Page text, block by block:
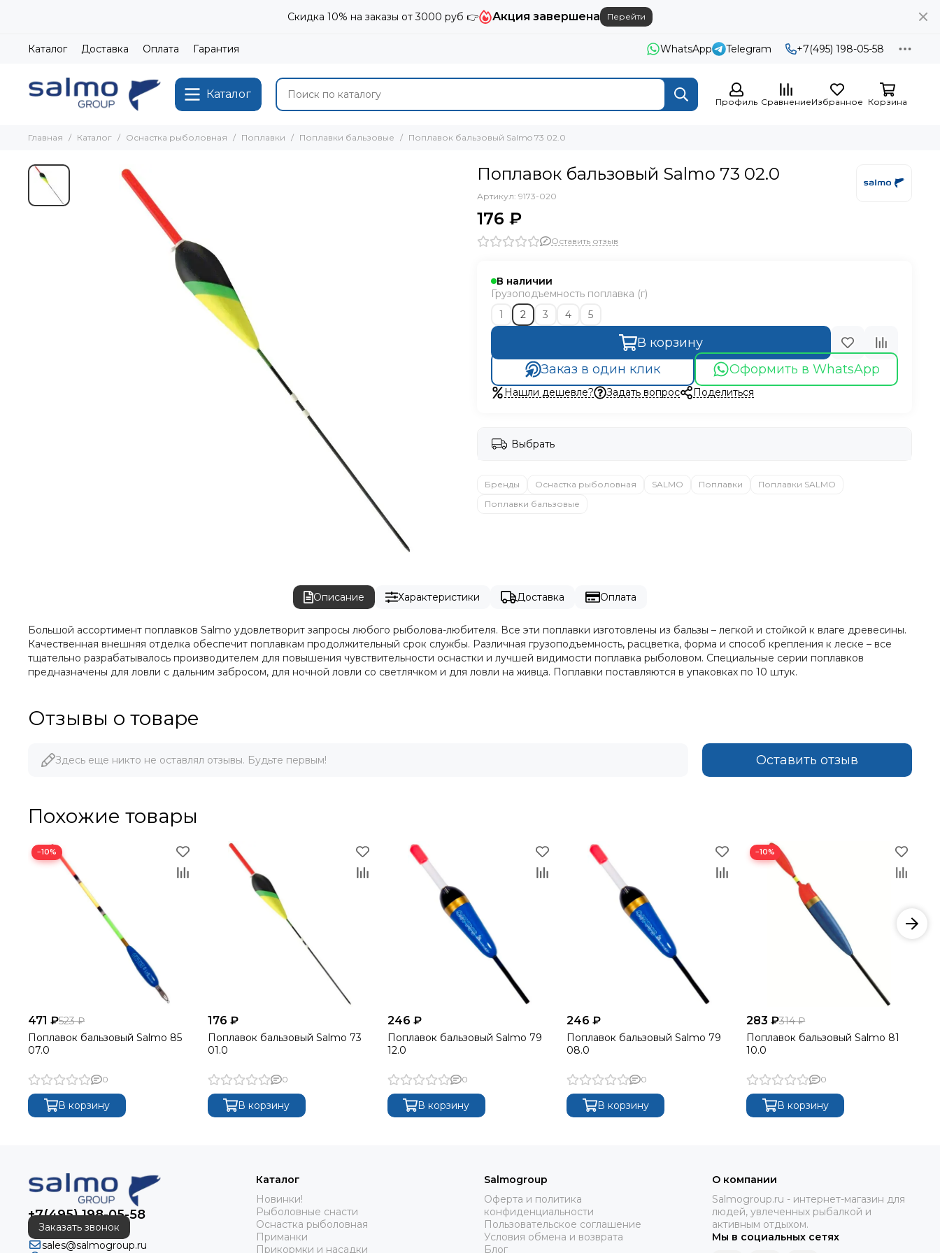
Скидка 10% на заказы от 3000 руб 👉 Акция завершена Перейти
Каталог Доставка Оплата Гарантия WhatsApp Telegram +7(495) 198-05-58
Каталог
Профиль СравнениеИзбранное Корзина
Главная Каталог Оснастка рыболовная Поплавки Поплавки бальзовые Поплавок бальзовый Salmo 73 02.0
Поплавок бальзовый Salmo 73 02.0
Артикул: 9173-020
176 ₽
Оставить отзыв
В наличии
Грузоподъемность поплавка (г)
1
2 3 4 5
В корзину
Заказ в один клик
Оформить в WhatsApp
Нашли дешевле? Задать вопрос Поделиться
Выбрать
Бренды Оснастка рыболовная SALMO Поплавки
Поплавки SALMO
Поплавки бальзовые
Описание Характеристики Доставка Оплата
Большой ассортимент поплавков Salmo удовлетворит запросы любого рыболова-любителя. Все эти поплавки изготовлены из бальзы – легкой и стойкой к влаге древесины.
Качественная внешняя отделка обеспечит поплавкам продолжительный срок службы. Различная грузоподъемность, расцветка, форма и способ крепления к леске – все
тщательно разрабатывалось производителем для повышения чувствительности оснастки и лучшей видимости поплавка рыболовом. Специальные серии поплавков
предназначены для ловли с дальним забросом, для ночной ловли со светлячком и для ловли на живца. Поплавки поставляются в упаковках по 10 штук.
Отзывы о товаре
Здесь еще никто не оставлял отзывы. Будьте первым! Оставить отзыв
Похожие товары
−10%
471 ₽523 ₽
Поплавок бальзовый Salmo 85
07.0
0
В корзину
176 ₽
Поплавок бальзовый Salmo 73
01.0
0
В корзину
246 ₽
Поплавок бальзовый Salmo 79
12.0
0
В корзину
246 ₽
Поплавок бальзовый Salmo 79
08.0
0
В корзину
−10%
283 ₽314 ₽
Поплавок бальзовый Salmo 81
10.0
0
В корзину
+7(495) 198-05-58
Заказать звонок
sales@salmogroup.ru
Каталог
Новинки!
Рыболовные снасти
Оснастка рыболовная
Приманки
Прикормки и насадки
Salmogroup
Оферта и политика
конфиденциальности
Пользовательское соглашение
Условия обмена и возврата
Блог
О компании
Salmogroup.ru - интернет-магазин для
людей, увлеченных рыбалкой и
активным отдыхом.
Мы в социальных сетях